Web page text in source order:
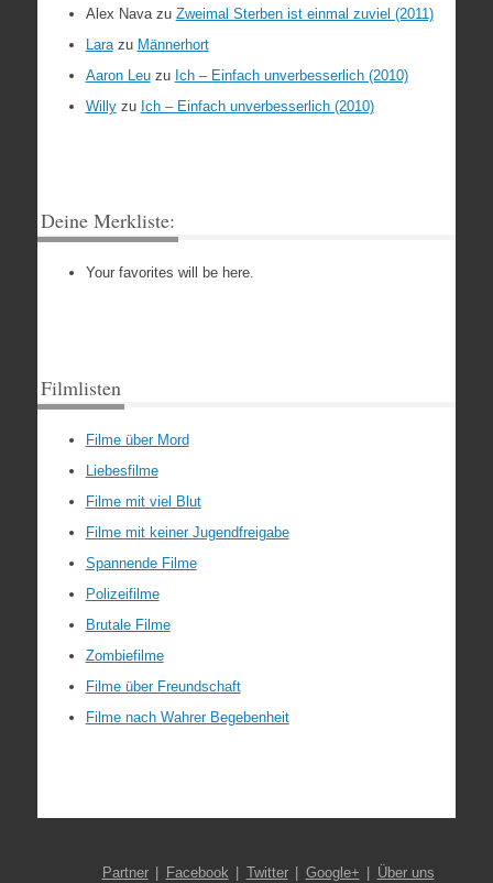
Alex Navazu Zweimal Sterben ist einmal zuviel (2011)
Larazu Männerhort
Aaron Leuzu Ich – Einfach unverbesserlich (2010)
Willyzu Ich – Einfach unverbesserlich (2010)
Deine Merkliste:
Your favorites will be here.
Filmlisten
Filme über Mord
Liebesfilme
Filme mit viel Blut
Filme mit keiner Jugendfreigabe
Spannende Filme
Polizeifilme
Brutale Filme
Zombiefilme
Filme über Freundschaft
Filme nach Wahrer Begebenheit
Partner Facebook Twitter Google+ Über uns